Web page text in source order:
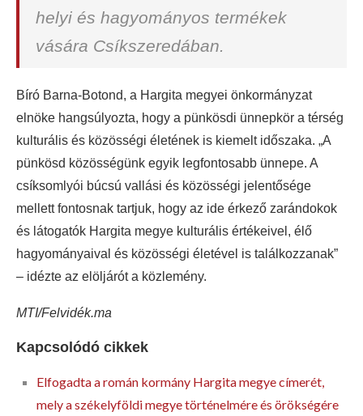
helyi és hagyományos termékek
vására Csíkszeredában.
Bíró Barna-Botond, a Hargita megyei önkormányzat
elnöke hangsúlyozta, hogy a pünkösdi ünnepkör a térség
kulturális és közösségi életének is kiemelt időszaka. „A
pünkösd közösségünk egyik legfontosabb ünnepe. A
csíksomlyói búcsú vallási és közösségi jelentősége
mellett fontosnak tartjuk, hogy az ide érkező zarándokok
és látogatók Hargita megye kulturális értékeivel, élő
hagyományaival és közösségi életével is találkozzanak”
– idézte az elöljárót a közlemény.
MTI/Felvidék.ma
Kapcsolódó cikkek
Elfogadta a román kormány Hargita megye címerét,
mely a székelyföldi megye történelmére és örökségére